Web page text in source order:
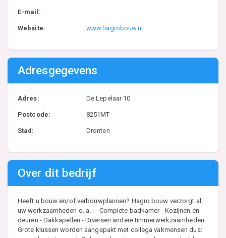
E-mail:
Website: www.hagrobouw.nl
Adresgegevens
Adres: De Lepelaar 10
Postcode: 8251MT
Stad: Dronten
Over dit bedrijf
Heeft u bouw en/of verbouwplannen? Hagro bouw verzorgt al
uw werkzaamheden o. a. : - Complete badkamer - Kozijnen en
deuren - Dakkapellen - Diversen andere timmerwerkzaamheden.
Grote klussen worden aangepakt met collega vakmensen dus: